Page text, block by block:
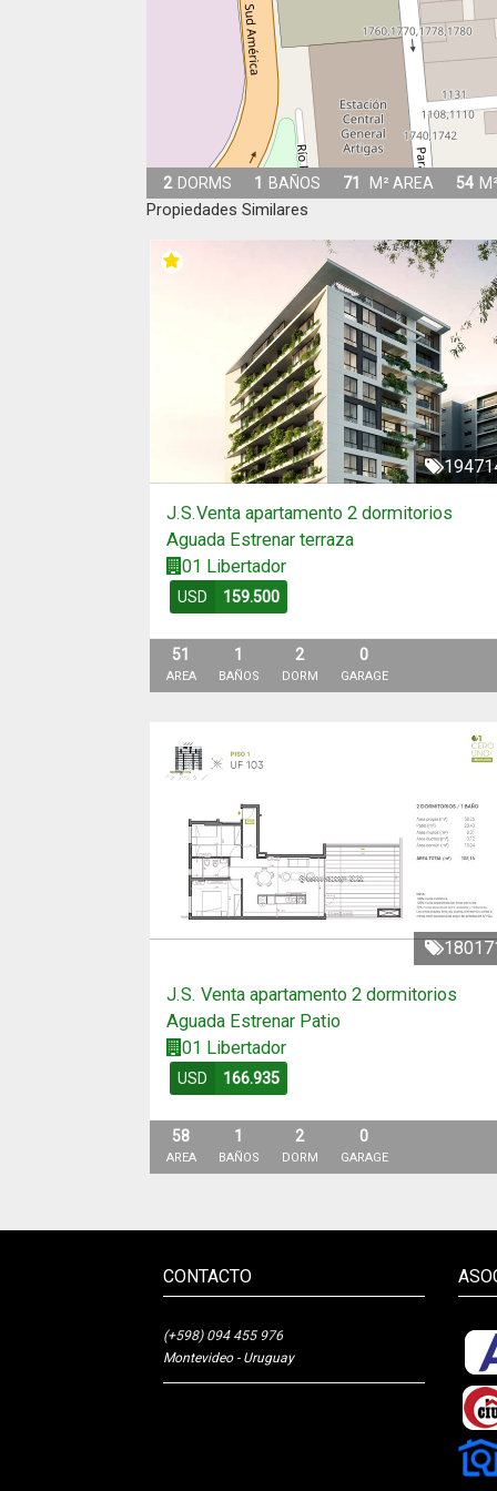
2 DORMS 1 BAÑOS 71 M² AREA 54
Propiedades Similares
J.S.Venta apartamento 2 dormitorios
Aguada Estrenar terraza
01 Libertador
USD 159.500
51
AREA
1
BAÑOS
2
DORM
0
GARAGE
J.S. Venta apartamento 2 dormitorios
Aguada Estrenar Patio
01 Libertador
USD 166.935
58
AREA
1
BAÑOS
2
DORM
0
GARAGE
CONTACTO
(+598) 094 455 976
Montevideo - Uruguay